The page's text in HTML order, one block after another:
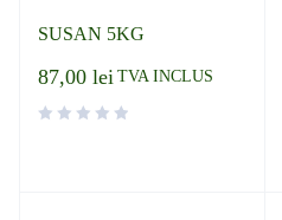
SUSAN 5KG
87,00 lei TVA INCLUS